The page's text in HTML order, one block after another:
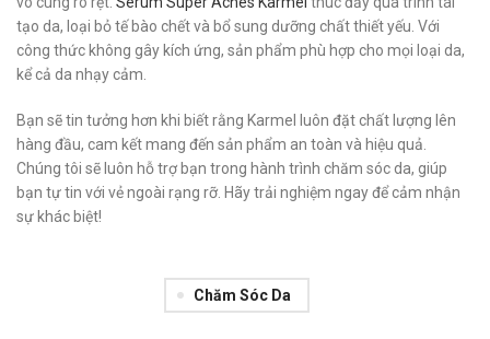
tạo da, loại bỏ tế bào chết và bổ sung dưỡng chất thiết yếu. Với
công thức không gây kích ứng, sản phẩm phù hợp cho mọi loại da,
kể cả da nhạy cảm.
Bạn sẽ tin tưởng hơn khi biết rằng Karmel luôn đặt chất lượng lên
hàng đầu, cam kết mang đến sản phẩm an toàn và hiệu quả.
Chúng tôi sẽ luôn hỗ trợ bạn trong hành trình chăm sóc da, giúp
bạn tự tin với vẻ ngoài rạng rỡ. Hãy trải nghiệm ngay để cảm nhận
sự khác biệt!
Chăm Sóc Da